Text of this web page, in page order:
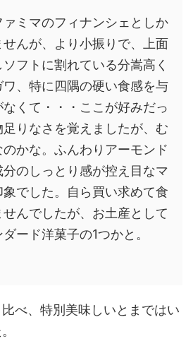
ミマのフィナンシェとしか
せんが、より小振りで、上面
フトに割れている分嵩高く
、特に四隅の硬い食感を与
くて・・・ここが好みだっ
りなさを覚えましたが、む
かな。ふんわりアーモンド
のしっとり感が控え目なマ
象でした。自ら買い求めて食
んでしたが、お土産として
ード洋菓子の1つかと。
べ、特別美味しいとまではい